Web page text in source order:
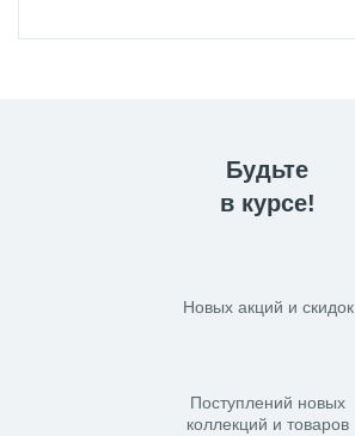
Будьте
в курсе!
Новых акций и скидок
Поступлений новых
коллекций и товаров